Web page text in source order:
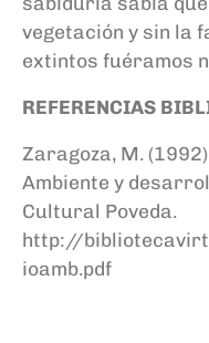
vegetación y sin la
extintos fuéramos
REFERENCIAS
Zaragoza, M.
Ambiente y
Cultural Poveda.
http://
ioamb.pdf